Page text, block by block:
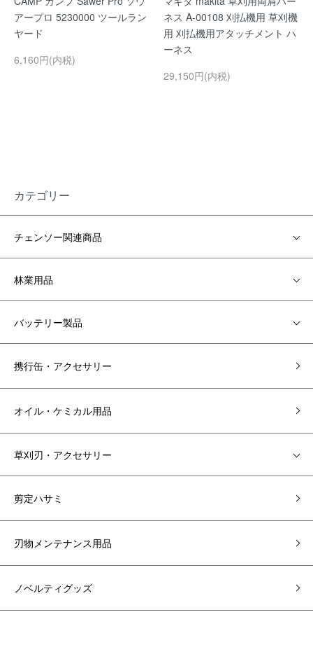
アープロ 5230000 ツールラン
ヤード
6,160円(内税)
ネス A-00108 刈払機用 草刈機
用 刈払機用アタッチメント ハ
ーネス
29,150円(内税)
カテゴリー
チェンソー関連商品
林業用品
バッテリー製品
携行缶・アクセサリー
オイル・ケミカル用品
草刈刃・アクセサリー
剪定ハサミ
刃物メンテナンス用品
ノベルティグッズ